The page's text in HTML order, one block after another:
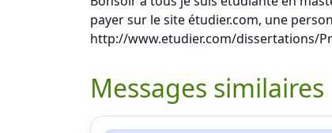
payer sur le site étudier.com, une
http://www.etudier.com/dissertations/
Messages similaires